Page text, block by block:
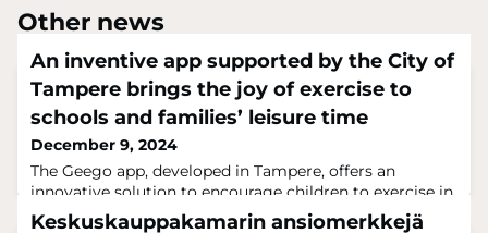
Other news
An inventive app supported by the City of
Tampere brings the joy of exercise to
schools and families’ leisure time
December 9, 2024
The Geego app, developed in Tampere, offers an
innovative solution to encourage children to exercise in
a natural and fun way. Geego combines playfulness and
Keskuskauppakamarin ansiomerkkejä